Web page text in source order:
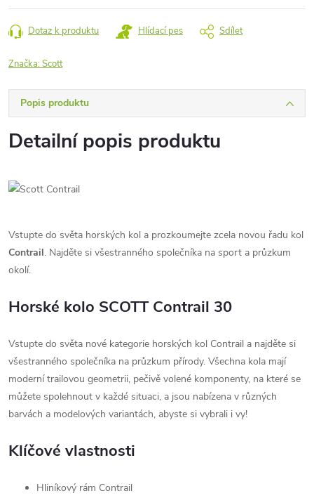
Dotaz k produktu Hlídací pes Sdílet
Značka:Scott
Popis produktu
Detailní popis produktu
Vstupte do světa horských kol a prozkoumejte zcela novou řadu kol
Contrail. Najděte si všestranného společníka na sport a průzkum
okolí.
Horské kolo SCOTT Contrail 30
Vstupte do světa nové kategorie horských kol Contrail a najděte si
všestranného společníka na průzkum přírody. Všechna kola mají
moderní trailovou geometrii, pečivě volené komponenty, na které se
můžete spolehnout v každé situaci, a jsou nabízena v různých
barvách a modelových variantách, abyste si vybrali i vy!
Klíčové vlastnosti
Hliníkový rám Contrail